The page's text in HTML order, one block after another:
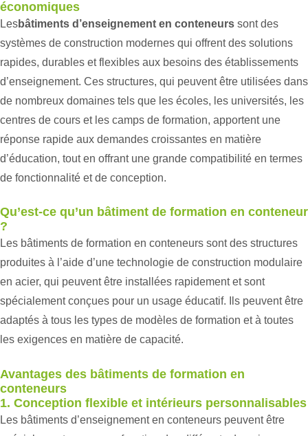
économiques
Lesbâtiments d’enseignement en conteneurs sont des
systèmes de construction modernes qui offrent des solutions
rapides, durables et flexibles aux besoins des établissements
d’enseignement. Ces structures, qui peuvent être utilisées dans
de nombreux domaines tels que les écoles, les universités, les
centres de cours et les camps de formation, apportent une
réponse rapide aux demandes croissantes en matière
d’éducation, tout en offrant une grande compatibilité en termes
de fonctionnalité et de conception.
Qu’est-ce qu’un bâtiment de formation en conteneur
?
Les bâtiments de formation en conteneurs sont des structures
produites à l’aide d’une technologie de construction modulaire
en acier, qui peuvent être installées rapidement et sont
spécialement conçues pour un usage éducatif. Ils peuvent être
adaptés à tous les types de modèles de formation et à toutes
les exigences en matière de capacité.
Avantages des bâtiments de formation en
conteneurs
1. Conception flexible et intérieurs personnalisables
Les bâtiments d’enseignement en conteneurs peuvent être